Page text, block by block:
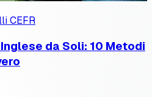
CEFR
da Soli: 10 Metodi